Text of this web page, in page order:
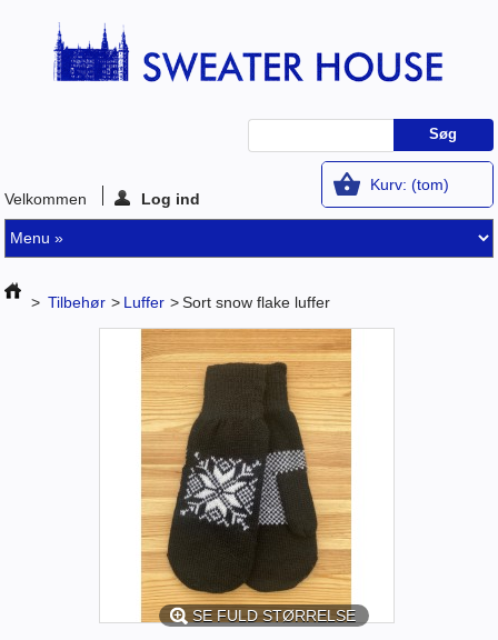
Kurv: (tom)
Velkommen
Log ind
> Tilbehør > Luffer > Sort snow flake luffer
SE FULD STØRRELSE